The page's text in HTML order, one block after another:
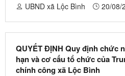
UBND xã Lộc Bình 20/08/
QUYẾT ĐỊNH Quy định chức
hạn và cơ cấu tổ chức của
chính công xã Lộc Bình